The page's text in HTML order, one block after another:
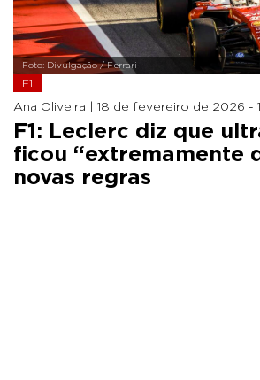
Foto: Divulgação / Ferrari
F1
Ana Oliveira | 18 de fevereiro de 2026 -
F1: Leclerc diz que
ficou “extremamente
novas regras